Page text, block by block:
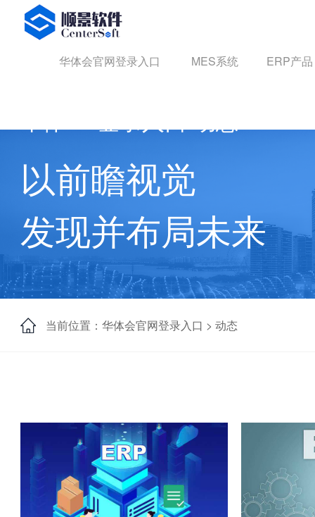
华体会官网登录入口
华体会官网登录入口 MES系统 ERP产品
以前瞻视觉
发现并布局未来
当前位置：华体会官网登录入口 > 动态